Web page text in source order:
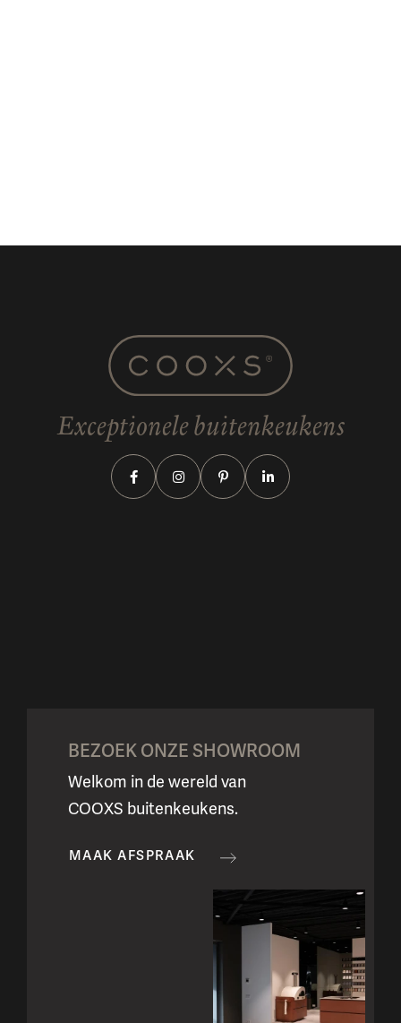
Exceptionele buitenkeukens
BEZOEK ONZE SHOWROOM
Welkom in de wereld van
COOXS buitenkeukens.
MAAK AFSPRAAK